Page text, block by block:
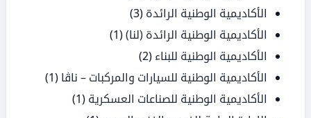
الأكاديمية الوطنية الرائدة (3)
الأكاديمية الوطنية الرائدة (لنا)(1)
الأكاديمية الوطنية للبناء (2)
الأكاديمية الوطنية للسيارات والمركبات – ناڤا (1)
الأكاديمية الوطنية للصناعات العسكرية (1)